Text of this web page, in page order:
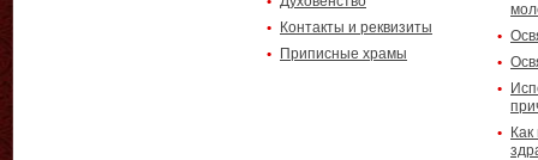
Контакты и реквизиты
Приписные храмы
Как